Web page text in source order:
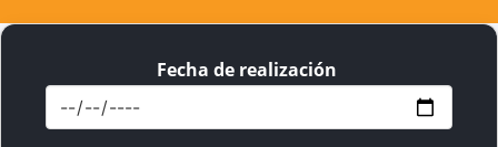
Fecha de realización